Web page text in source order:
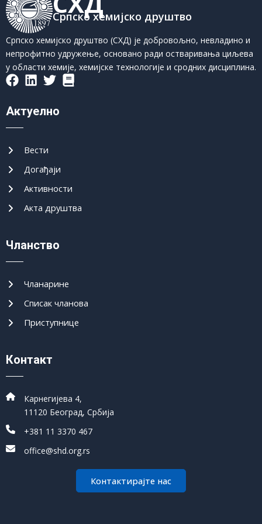
Српско хемијско друштво
Српско хемијско друштво (СХД) је добровољно, невладино и
непрофитно удружење, основано ради остваривања циљева
у области хемије, хемијске технологије и сродних дисциплина.
Актуелно
Вести
Догађаји
Активности
Акта друштва
Чланство
Чланарине
Списак чланова
Приступнице
Контакт
Карнегијева 4,
11120 Београд, Србија
+381 11 3370 467
office@shd.org.rs
Контактирајте нас